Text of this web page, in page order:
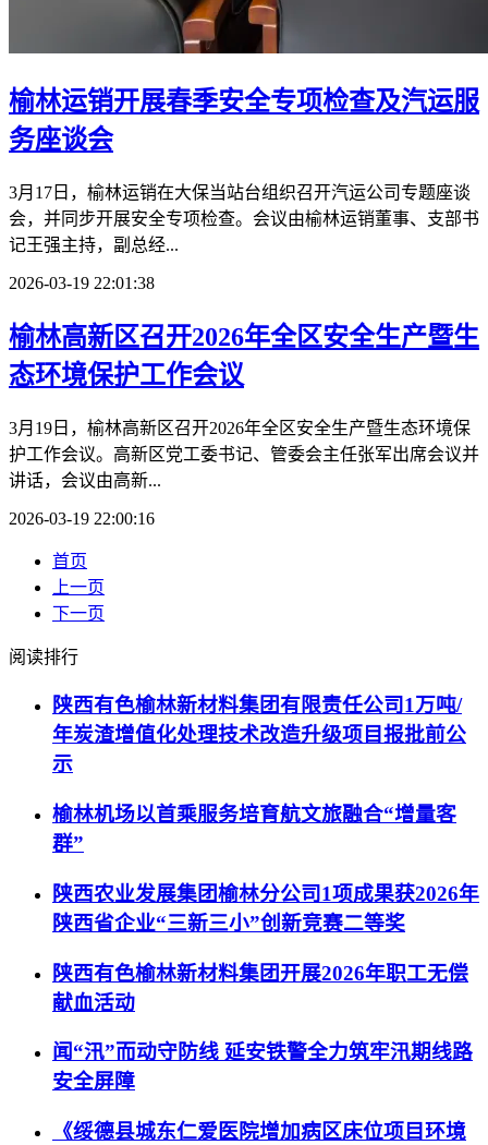
榆林运销开展春季安全专项检查及汽运服
务座谈会
3月17日，榆林运销在大保当站台组织召开汽运公司专题座谈
会，并同步开展安全专项检查。会议由榆林运销董事、支部书
记王强主持，副总经...
2026-03-19 22:01:38
榆林高新区召开2026年全区安全生产暨生
态环境保护工作会议
3月19日，榆林高新区召开2026年全区安全生产暨生态环境保
护工作会议。高新区党工委书记、管委会主任张军出席会议并
讲话，会议由高新...
2026-03-19 22:00:16
首页
上一页
下一页
阅读排行
陕西有色榆林新材料集团有限责任公司1万吨/
年炭渣增值化处理技术改造升级项目报批前公
示
榆林机场以首乘服务培育航文旅融合“增量客
群”
陕西农业发展集团榆林分公司1项成果获2026年
陕西省企业“三新三小”创新竞赛二等奖
陕西有色榆林新材料集团开展2026年职工无偿
献血活动
闻“汛”而动守防线 延安铁警全力筑牢汛期线路
安全屏障
《绥德县城东仁爱医院增加病区床位项目环境